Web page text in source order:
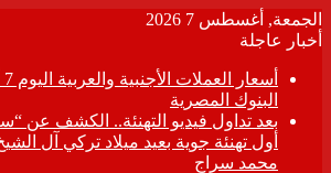
الجمعة, أغسطس 7 2026
أخبار عاجلة
البنوك المصرية
بعد تداول فيديو التهنئة.. الكشف عن
أول تهنئة جوية بعيد ميلاد تركي آل
محمد سراج